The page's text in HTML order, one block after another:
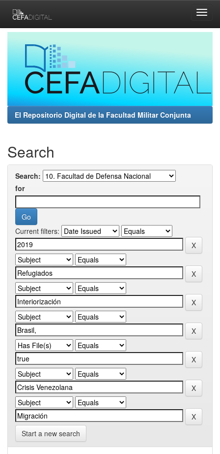
navigation
El Repositorio Digital de la Facultad Militar Conjunta
Search
Search:
for
Current filters:
Start a new search